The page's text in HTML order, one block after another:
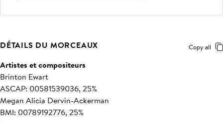
DÉTAILS DU MORCEAUX Copy all
Artistes et compositeurs
Brinton Ewart
ASCAP: 00581539036, 25%
Megan Alicia Dervin-Ackerman
BMI: 00789192776, 25%